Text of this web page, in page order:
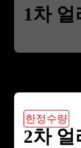
1차
한정수량
2차 얼